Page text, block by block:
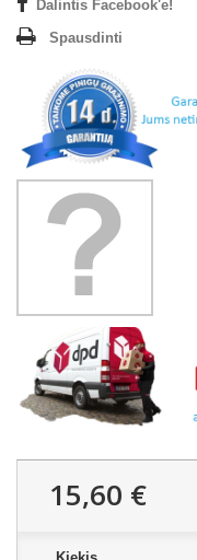
Dalintis Facebook'e!
Spausdinti
15,60 €